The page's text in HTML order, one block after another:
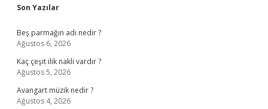
Sidebar
Son Yazılar
Beş parmağın adı nedir ?
Ağustos 6, 2026
Kaç çeşit ilik nakli vardır ?
Ağustos 5, 2026
Avangart müzik nedir ?
Ağustos 4, 2026